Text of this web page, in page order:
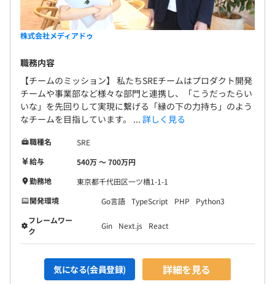
株式会社メディアドゥ
職務内容
【チームのミッション】 私たちSREチームはプロダクト開発
チームや事業部など様々な部門と連携し、「こうだったらい
いな」を先回りして実現に繋げる「縁の下の力持ち」のよう
なチームを目指しています。 ... 詳しく見る
職種名
SRE
給与
540万 〜 700万円
勤務地
東京都千代田区一ツ橋1-1-1
開発環境
Go言語 TypeScript PHP
Python3
フレームワー
ク
Gin Next.js React
気になる(会員登録) 詳細を見る